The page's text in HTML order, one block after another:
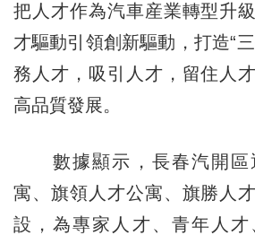
把人才作為汽車産業轉型升
才驅動引領創新驅動，打造“
務人才，吸引人才，留住人
高品質發展。
數據顯示，長春汽開區
寓、旗領人才公寓、旗勝人
設，為專家人才、青年人